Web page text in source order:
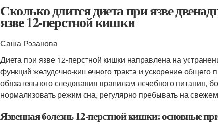
Сколько длится диета при язве
язве 12-перстной кишки
Саша Розанова
Диета при язве 12-перстной кишки направлена на
функций желудочно-кишечного тракта и ускорение
обязательного следования правилам лечебного питания,
нормализовать режим сна, регулярно пребывать на свежем
Язвенная болезнь 12-перстной кишки: основные